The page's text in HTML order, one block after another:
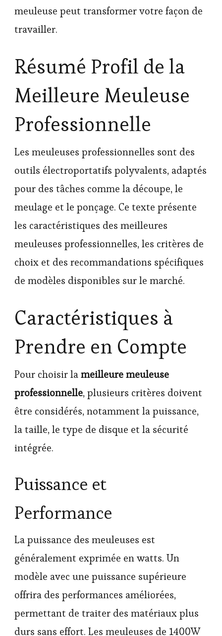
meuleuse peut transformer votre façon de
travailler.
Résumé Profil de la
Meilleure Meuleuse
Professionnelle
Les meuleuses professionnelles sont des
outils électroportatifs polyvalents, adaptés
pour des tâches comme la découpe, le
meulage et le ponçage. Ce texte présente
les caractéristiques des meilleures
meuleuses professionnelles, les critères de
choix et des recommandations spécifiques
de modèles disponibles sur le marché.
Caractéristiques à
Prendre en Compte
Pour choisir lameilleure meuleuse
professionnelle, plusieurs critères doivent
être considérés, notamment la puissance,
la taille, le type de disque et la sécurité
intégrée.
Puissance et
Performance
La puissance des meuleuses est
généralement exprimée en watts. Un
modèle avec une puissance supérieure
offrira des performances améliorées,
permettant de traiter des matériaux plus
durs sans effort. Les meuleuses de 1400W